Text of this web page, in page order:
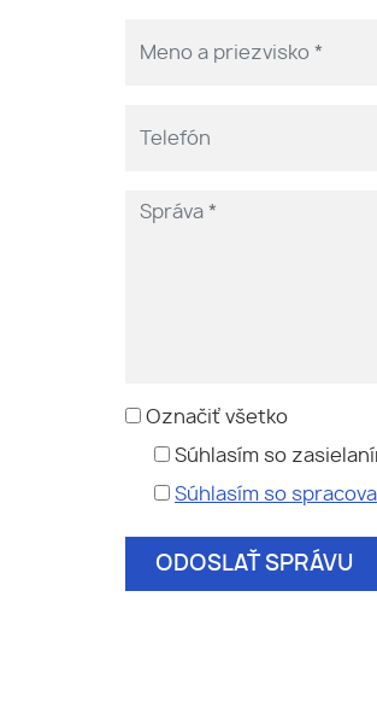
Označiť všetko
Súhlasím so
Súhlasím so